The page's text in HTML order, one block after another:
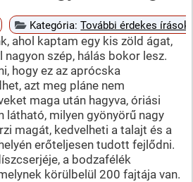
Kategória:További érdekes írások
ahol kaptam egy kis zöld ágat,
szép, hálás bokor lesz.
hogy ez az aprócska
azt meg pláne nem
maga után hagyva, óriási
látható, milyen gyönyörű nagy
magát, kedvelheti a talajt és a
erőteljesen tudott fejlődni.
a bodzafélék
körülbelül 200 fajtája van.